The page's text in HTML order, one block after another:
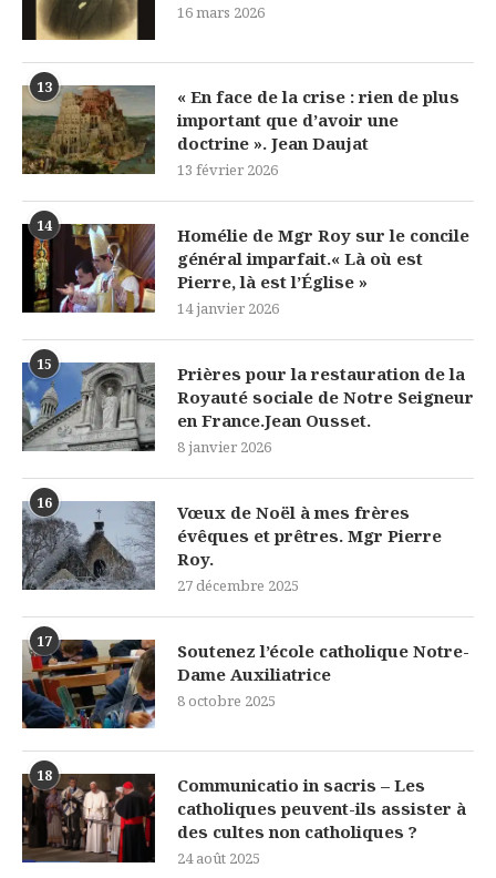
16 mars 2026
13
« En face de la crise : rien de plus
important que d’avoir une
doctrine ». Jean Daujat
13 février 2026
14
Homélie de Mgr Roy sur le concile
général imparfait.« Là où est
Pierre, là est l’Église »
14 janvier 2026
15
Prières pour la restauration de la
Royauté sociale de Notre Seigneur
en France.Jean Ousset.
8 janvier 2026
16
Vœux de Noël à mes frères
évêques et prêtres. Mgr Pierre
Roy.
27 décembre 2025
17
Soutenez l’école catholique Notre-
Dame Auxiliatrice
8 octobre 2025
18
Communicatio in sacris – Les
catholiques peuvent-ils assister à
des cultes non catholiques ?
24 août 2025